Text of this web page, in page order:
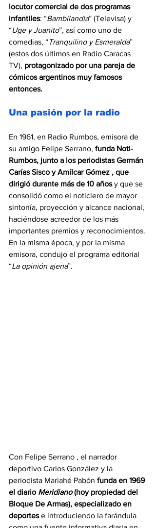
locutor comercial de dos programas
infantiles: “Bambilandia” (Televisa) y
“Uge y Juanito”, así como uno de
comedias, “Tranquilino y Esmeralda”
(estos dos últimos en Radio Caracas
TV), protagonizado por una pareja de
cómicos argentinos muy famosos
entonces.
Una pasión por la radio
En 1961, en Radio Rumbos, emisora de
su amigo Felipe Serrano, funda Noti-
Rumbos, junto a los periodistas Germán
Carías Sisco y Amílcar Gómez , que
dirigió durante más de 10 años y que se
consolidó como el noticiero de mayor
sintonía, proyección y alcance nacional,
haciéndose acreedor de los más
importantes premios y reconocimientos.
En la misma época, y por la misma
emisora, condujo el programa editorial
“La opinión ajena”.
Con Felipe Serrano , el narrador
deportivo Carlos González y la
periodista Mariahé Pabón funda en 1969
el diario Meridiano (hoy propiedad del
Bloque De Armas), especializado en
deportes e introduciendo la farándula